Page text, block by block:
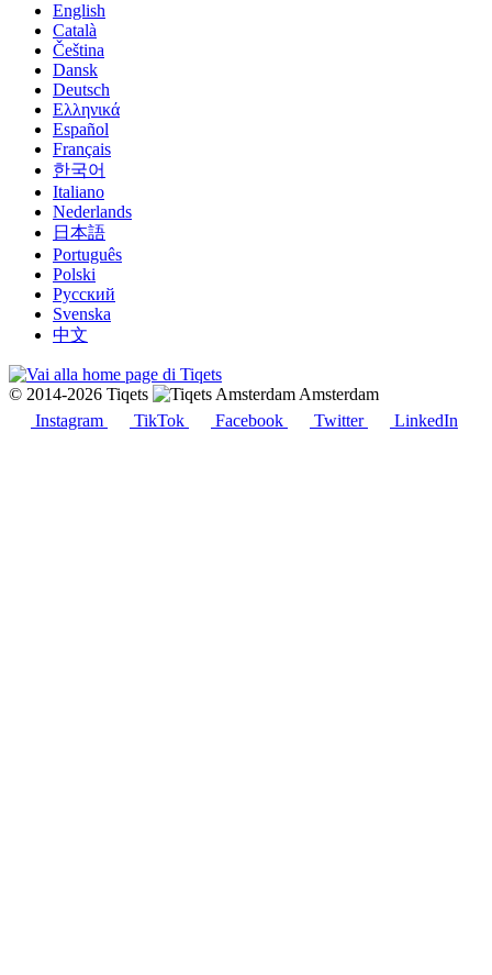
English
Català
Čeština
Dansk
Deutsch
Ελληνικά
Español
Français
한국어
Italiano
Nederlands
日本語
Português
Polski
Русский
Svenska
中文
© 2014-2026 Tiqets
Amsterdam
Instagram
TikTok Facebook Twitter LinkedIn